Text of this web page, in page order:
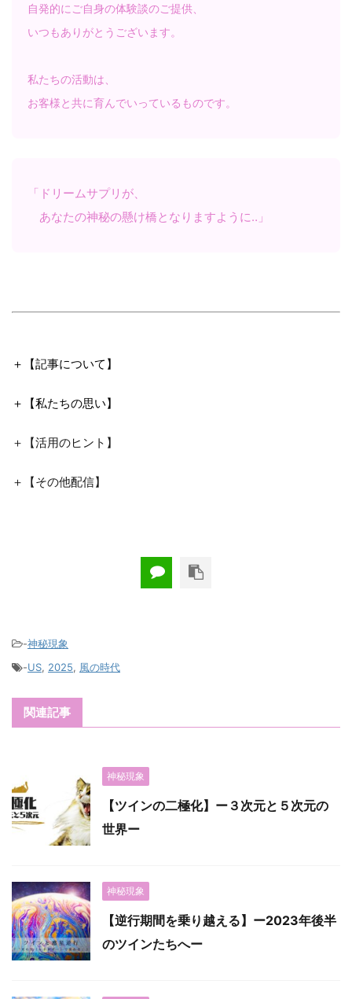
自発的にご自身の体験談のご提供、
いつもありがとうございます。
私たちの活動は、
お客様と共に育んでいっているものです。
「ドリームサプリが、
あなたの神秘の懸け橋となりますように‥」
＋【記事について】
＋【私たちの思い】
＋【活用のヒント】
＋【その他配信】
-神秘現象
-US, 2025, 風の時代
関連記事
神秘現象
【ツインの二極化】ー３次元と５次元の
世界ー
神秘現象
【逆行期間を乗り越える】ー2023年後半
のツインたちへー